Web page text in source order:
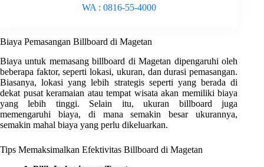
WA : 0816-55-4000
Biaya Pemasangan Billboard di Magetan
Biaya untuk memasang billboard di Magetan dipengaruhi oleh
beberapa faktor, seperti lokasi, ukuran, dan durasi pemasangan.
Biasanya, lokasi yang lebih strategis seperti yang berada di
dekat pusat keramaian atau tempat wisata akan memiliki biaya
yang lebih tinggi. Selain itu, ukuran billboard juga
memengaruhi biaya, di mana semakin besar ukurannya,
semakin mahal biaya yang perlu dikeluarkan.
Tips Memaksimalkan Efektivitas Billboard di Magetan